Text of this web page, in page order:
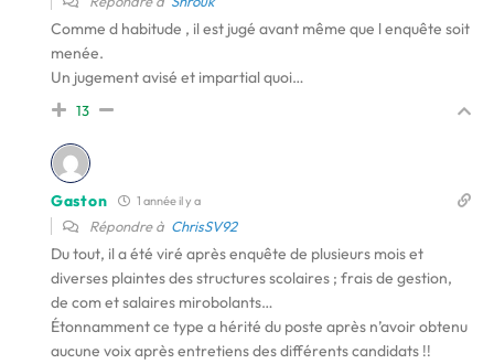
Comme d habitude , il est jugé avant même que l enquête soit
menée.
Un jugement avisé et impartial quoi…
13
Gaston 1 année il y a
Répondre à ChrisSV92
Du tout, il a été viré après enquête de plusieurs mois et
diverses plaintes des structures scolaires ; frais de gestion,
de com et salaires mirobolants…
Étonnamment ce type a hérité du poste après n’avoir obtenu
aucune voix après entretiens des différents candidats !!